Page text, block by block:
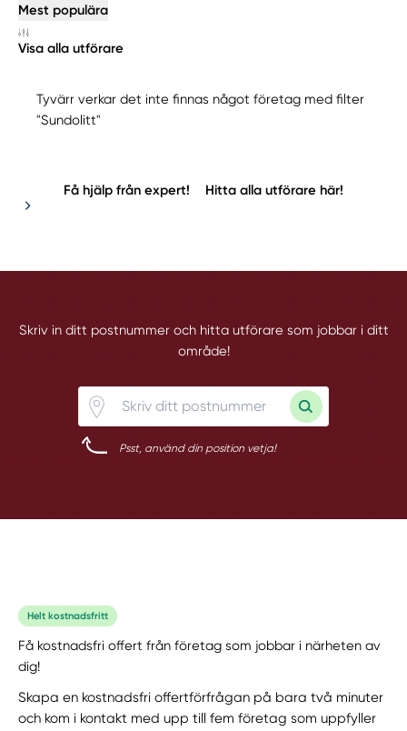
Mest populära
Visa alla utförare
Tyvärr verkar det inte finnas något företag med filter
"Sundolitt"
Få hjälp från expert! Hitta alla utförare här!
Skriv in ditt postnummer och hitta utförare som jobbar i ditt
område!
Psst, använd din position vetja!
Helt kostnadsfritt
Få kostnadsfri offert från företag som jobbar i närheten av
dig!
Skapa en kostnadsfri offertförfrågan på bara två minuter
och kom i kontakt med upp till fem företag som uppfyller